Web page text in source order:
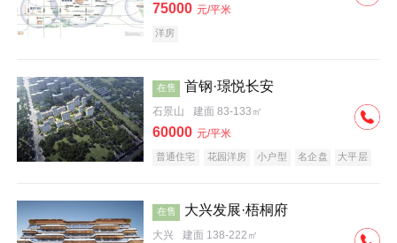
75000 元/平米
洋房
在售 首钢·璟悦长安
石景山 建面 83-133㎡
60000 元/平米
普通住宅 花园洋房 小户型 名企盘 大平层
在售 大兴发展·梧桐府
大兴 建面 138-222㎡